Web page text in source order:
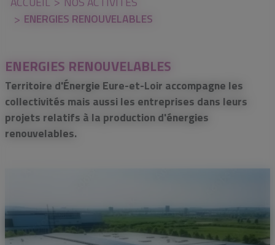
ENERGIES RENOUVELABLES
ENERGIES RENOUVELABLES
Territoire d'Énergie Eure-et-Loir accompagne les
collectivités mais aussi les entreprises dans leurs
projets relatifs à la production d'énergies
renouvelables.